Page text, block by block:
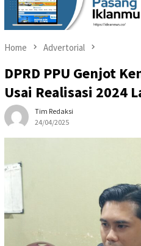
Home Advertorial
DPRD PPU Genjot
Usai Realisasi 2024
Tim Redaksi
24/04/2025